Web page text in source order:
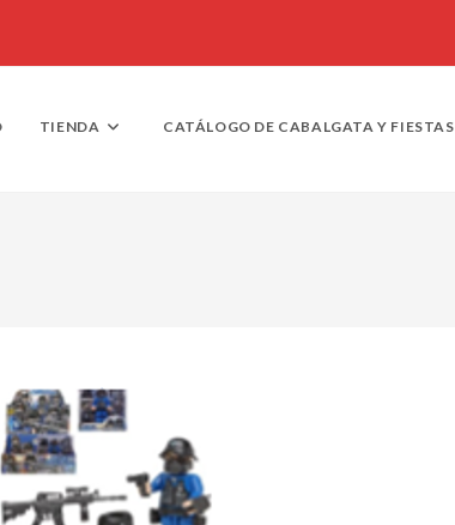
TIENDA CATÁLOGO DE CABALGATA Y FIESTAS